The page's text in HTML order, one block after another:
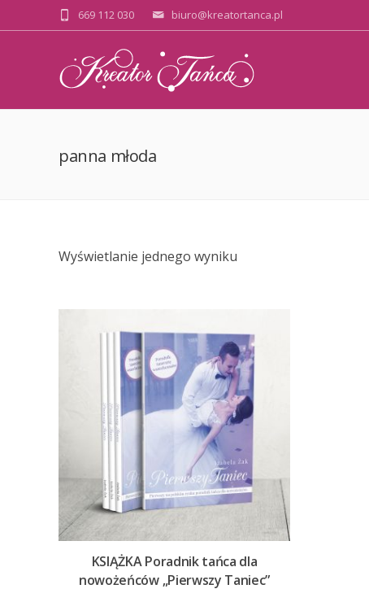
biuro@kreatortanca.pl
669 112 030
panna młoda
Wyświetlanie jednego wyniku
KSIĄŻKA Poradnik tańca dla
nowożeńców „Pierwszy Taniec”